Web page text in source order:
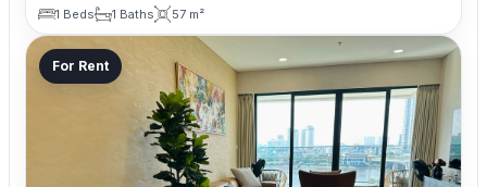
1 Beds
1 Baths 57 m²
For Rent